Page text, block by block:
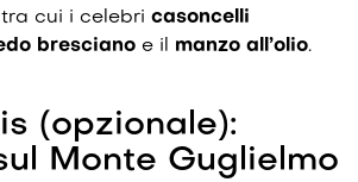
tra cui i celebri casoncelli
bresciano e il manzo all’olio.
(opzionale):
Monte Guglielmo